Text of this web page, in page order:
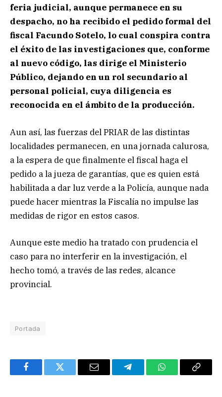
feria judicial, aunque permanece en su
despacho, no ha recibido el pedido formal del
fiscal Facundo Sotelo, lo cual conspira contra
el éxito de las investigaciones que, conforme
al nuevo código, las dirige el Ministerio
Público, dejando en un rol secundario al
personal policial, cuya diligencia es
reconocida en el ámbito de la producción.
Aun así, las fuerzas del PRIAR de las distintas
localidades permanecen, en una jornada calurosa,
a la espera de que finalmente el fiscal haga el
pedido a la jueza de garantías, que es quien está
habilitada a dar luz verde a la Policía, aunque nada
puede hacer mientras la Fiscalía no impulse las
medidas de rigor en estos casos.
Aunque este medio ha tratado con prudencia el
caso para no interferir en la investigación, el
hecho tomó, a través de las redes, alcance
provincial.
Portada
FacebookTwitter Email TelegramWhatsAppCopy